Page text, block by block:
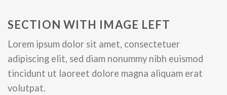
SECTION WITH IMAGE LEFT
Lorem ipsum dolor sit amet, consectetuer
adipiscing elit, sed diam nonummy nibh euismod
tincidunt ut laoreet dolore magna aliquam erat
volutpat.